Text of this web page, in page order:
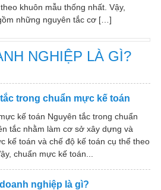
khuôn mẫu thống nhất. Vậy,
những nguyên tắc cơ […]
NGHIỆP LÀ GÌ?
trong chuẩn mực kế toán
kế toán Nguyên tắc trong chuẩn
tắc nhằm làm cơ sở xây dựng và
kế toán và chế độ kế toán cụ thể theo
chuẩn mực kế toán...
nghiệp là gì?